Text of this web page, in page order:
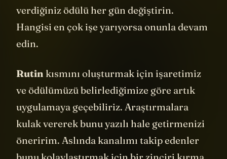
verdiğiniz ödülü her gün değiştirin.
Hangisi en çok işe yarıyorsa onunla devam
edin.
Rutin kısmını oluşturmak için işaretimiz
ve ödülümüzü belirlediğimize göre artık
uygulamaya geçebiliriz. Araştırmalara
kulak vererek bunu yazılı hale getirmenizi
öneririm. Aslında kanalımı takip edenler